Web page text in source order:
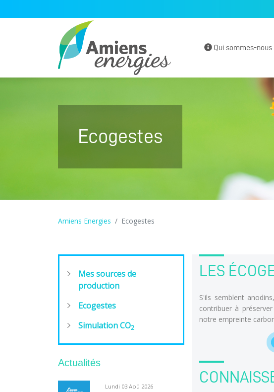
Qui sommes-nous
Ecogestes
Amiens Energies Ecogestes
Mes sources de
production
Ecogestes
Simulation CO2
Actualités
Lundi 03 Aoû 2026
LES
S'ils semblent
contribuer à
notre empreinte